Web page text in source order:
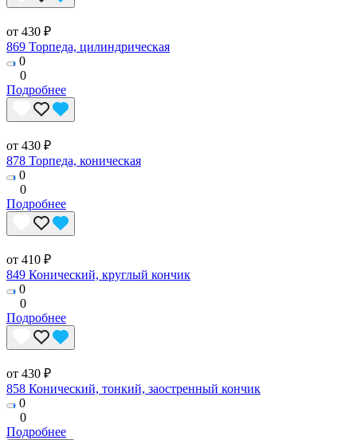
от 430 ₽
869 Торпеда, цилиндрическая
0
0
Подробнее
от 430 ₽
878 Торпеда, коническая
0
0
Подробнее
от 410 ₽
849 Конический, круглый кончик
0
0
Подробнее
от 430 ₽
858 Конический, тонкий, заостренный кончик
0
0
Подробнее